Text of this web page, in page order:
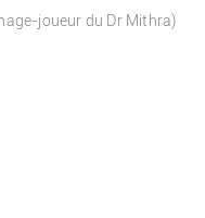
joueur du Dr Mithra)